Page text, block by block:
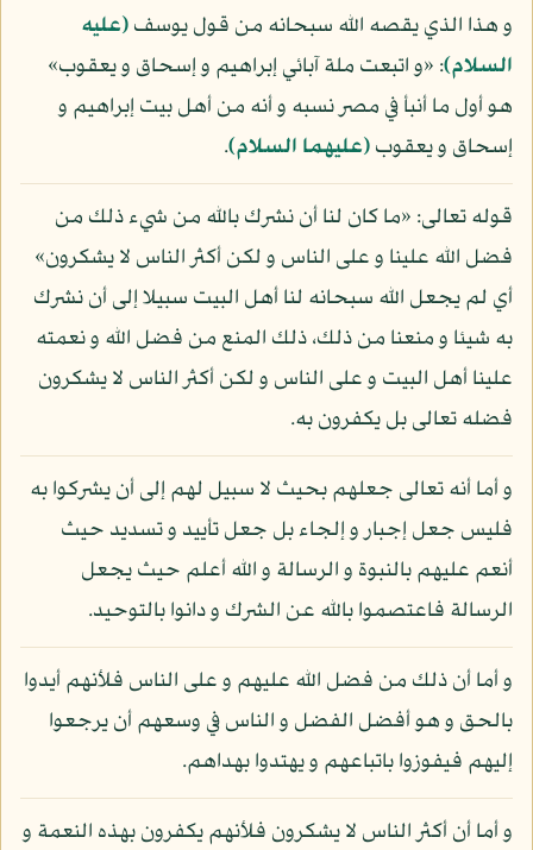
و هذا الذي يقصه الله سبحانه من قول يوسف(عليه
السلام): «و اتبعت ملة آبائي إبراهيم و إسحاق و يعقوب»
هو أول ما أنبأ في مصر نسبه و أنه من أهل بيت إبراهيم و
إسحاق و يعقوب(عليهما السلام).
قوله تعالى: «ما كان لنا أن نشرك بالله من شيء ذلك من
فضل الله علينا و على الناس و لكن أكثر الناس لا يشكرون»
أي لم يجعل الله سبحانه لنا أهل البيت سبيلا إلى أن نشرك
به شيئا و منعنا من ذلك، ذلك المنع من فضل الله و نعمته
علينا أهل البيت و على الناس و لكن أكثر الناس لا يشكرون
فضله تعالى بل يكفرون به.
و أما أنه تعالى جعلهم بحيث لا سبيل لهم إلى أن يشركوا به
فليس جعل إجبار و إلجاء بل جعل تأييد و تسديد حيث
أنعم عليهم بالنبوة و الرسالة و الله أعلم حيث يجعل
الرسالة فاعتصموا بالله عن الشرك و دانوا بالتوحيد.
و أما أن ذلك من فضل الله عليهم و على الناس فلأنهم أيدوا
بالحق و هو أفضل الفضل و الناس في وسعهم أن يرجعوا
إليهم فيفوزوا باتباعهم و يهتدوا بهداهم.
و أما أن أكثر الناس لا يشكرون فلأنهم يكفرون بهذه النعمة و